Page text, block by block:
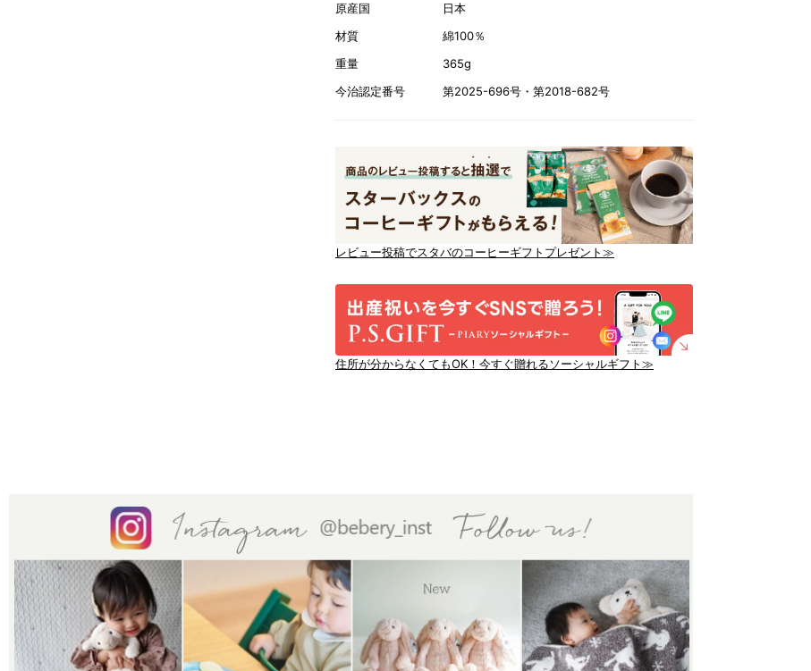
原産国
日本
材質
綿100％
重量
365g
今治認定番号
第2025-696号・第2018-682号
レビュー投稿でスタバのコーヒーギフトプレゼント≫
住所が分からなくてもOK！今すぐ贈れるソーシャルギフト≫